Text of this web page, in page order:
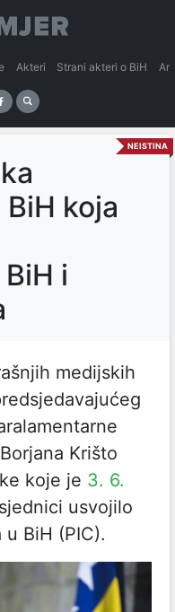
Akteri Strani akteri o BiH
NEISTINA
koja
i
medijskih
Krišto
koje je 3. 6.
usvojilo
BiH (PIC).